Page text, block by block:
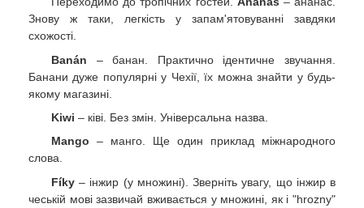
Знову ж таки, легкість у запам'ятовуванні завдяки
схожості.
Banán – банан. Практично ідентичне звучання.
Банани дуже популярні у Чехії, їх можна знайти у будь-
якому магазині.
Kiwi – ківі. Без змін. Універсальна назва.
Mango – манго. Ще один приклад міжнародного
слова.
Fíky – інжир (у множині). Зверніть увагу, що інжир в
чеській мові зазвичай вживається у множині, як і "hrozny"